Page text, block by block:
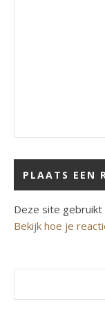
Deze site
Bekijk hoe je